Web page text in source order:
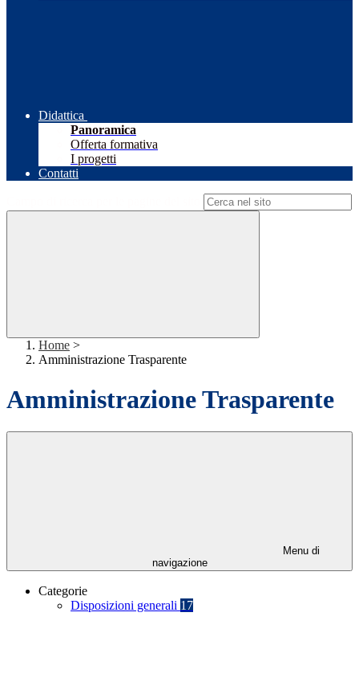
Didattica
Panoramica
Offerta formativa
I progetti
Contatti
Home >
Amministrazione Trasparente
Amministrazione Trasparente
Menu di
navigazione
Categorie
Disposizioni generali 17